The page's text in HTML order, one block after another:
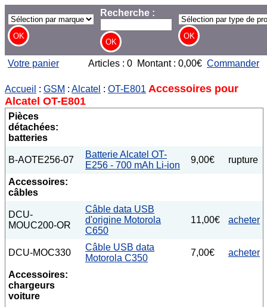
Recherche :
Votre panier Articles : 0 Montant : 0,00€ Commander
Accueil : GSM : Alcatel : OT-E801 Accessoires pour
Alcatel OT-E801
Pièces
détachées:
batteries
B-AOTE256-07
Batterie Alcatel OT-
E256 - 700 mAh Li-ion
9,00€ rupture
Accessoires:
câbles
DCU-
MOUC200-OR
Câble data USB
d'origine Motorola
C650
11,00€ acheter
DCU-MOC330
Câble USB data
Motorola C350
7,00€ acheter
Accessoires:
chargeurs
voiture